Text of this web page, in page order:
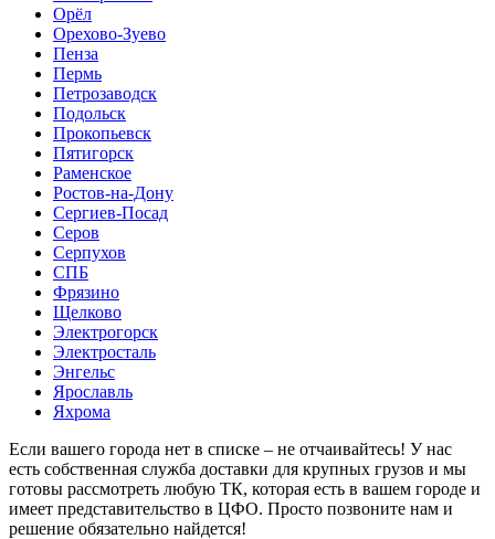
Орёл
Орехово-Зуево
Пенза
Пермь
Петрозаводск
Подольск
Прокопьевск
Пятигорск
Раменское
Ростов-на-Дону
Сергиев-Посад
Серов
Серпухов
СПБ
Фрязино
Щелково
Электрогорск
Электросталь
Энгельс
Ярославль
Яхрома
Если вашего города нет в списке – не отчаивайтесь! У нас
есть собственная служба доставки для крупных грузов и мы
готовы рассмотреть любую ТК, которая есть в вашем городе и
имеет представительство в ЦФО. Просто позвоните нам и
решение обязательно найдется!